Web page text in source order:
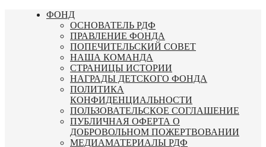
Перейти
ФОНД
ОСНОВАТЕЛЬ РДФ
ПРАВЛЕНИЕ ФОНДА
ПОПЕЧИТЕЛЬСКИЙ СОВЕТ
НАША КОМАНДА
СТРАНИЦЫ ИСТОРИИ
НАГРАДЫ ДЕТСКОГО ФОНДА
ПОЛИТИКА
КОНФИДЕНЦИАЛЬНОСТИ
ПОЛЬЗОВАТЕЛЬСКОЕ СОГЛАШЕНИЕ
ПУБЛИЧНАЯ ОФЕРТА О
ДОБРОВОЛЬНОМ ПОЖЕРТВОВАНИИ
МЕДИАМАТЕРИАЛЫ РДФ